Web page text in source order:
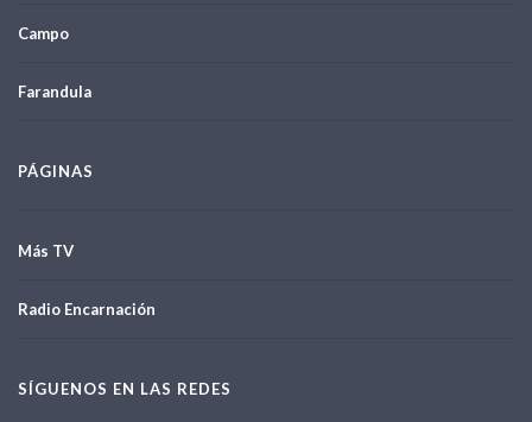
Campo
Farandula
PÁGINAS
Más TV
Radio Encarnación
SÍGUENOS EN LAS REDES